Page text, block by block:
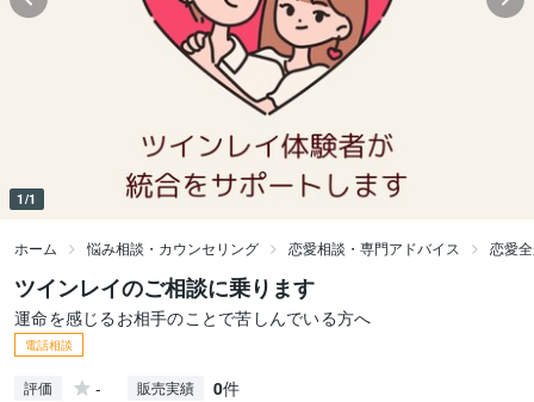
1/1
ホーム 悩み相談・カウンセリング 恋愛相談・専門アドバイス 恋愛
ツインレイのご相談に乗ります
運命を感じるお相手のことで苦しんでいる方へ
電話相談
評価 - 販売実績 0件